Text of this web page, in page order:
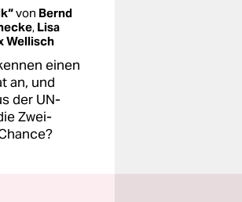
von Bernd
, Lisa
Wellisch
einen
an, und
der UN-
Zwei-